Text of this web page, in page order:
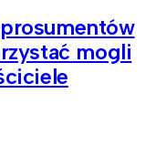
mogli